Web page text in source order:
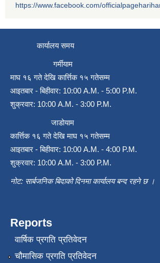
https://www.facebook.com/
कार्यालय समय
गर्मीयाम
माघ १६ गते देखि कार्त्तिक १५ गतेसम्म
आइतबार - बिहीवार: 10:00 A.M. - 5:00 P.M.
शुक्रवार: 10:00 A.M. - 3:00 P.M.
जाडोयाम
कार्त्तिक १६ गते देखि माघ १५ गतेसम्म
आइतबार - बिहीवार: 10:00 A.M. - 4:00 P.M.
शुक्रवार: 10:00 A.M. - 3:00 P.M.
नोट: सार्बजनिक बिदाको दिनमा कार्यालय बन्द रहने छ ।
Reports
वार्षिक प्रगति प्रतिवेदन
चौमासिक प्रगति प्रतिवेदन